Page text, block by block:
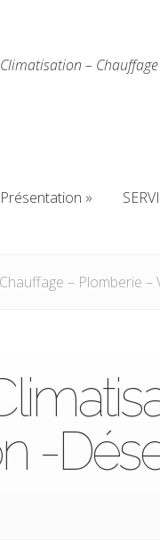
Climatisation –
Présentation
– Plomberie
-